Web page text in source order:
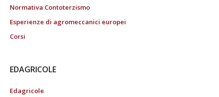
Normativa Contoterzismo
Esperienze di agromeccanici europei
Corsi
EDAGRICOLE
Edagricole